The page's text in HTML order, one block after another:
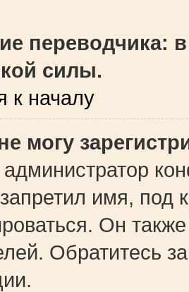
переводчика:
силы.
к началу
могу
имя, под
Он
Обратитесь